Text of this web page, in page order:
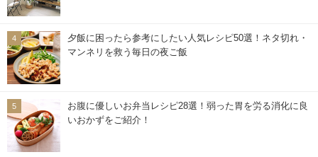
夕飯に困ったら参考にしたい人気レシピ50選！ネタ切れ・
マンネリを救う毎日の夜ご飯
お腹に優しいお弁当レシピ28選！弱った胃を労る消化に良
いおかずをご紹介！